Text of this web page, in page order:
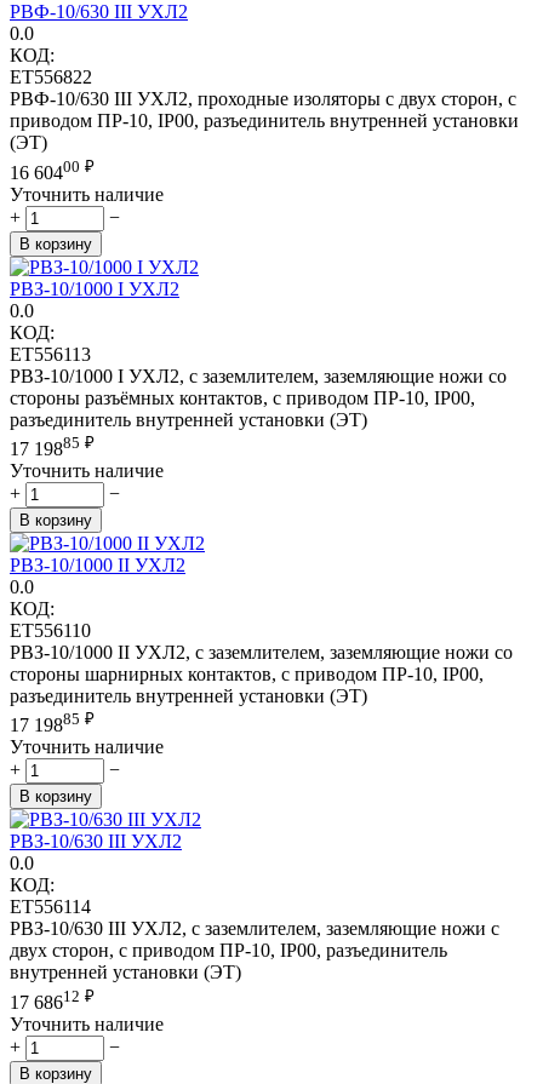
РВФ-10/630 III УХЛ2
0.0
КОД:
ET556822
РВФ-10/630 III УХЛ2, проходные изоляторы с двух сторон, с
приводом ПР-10, IP00, разъединитель внутренней установки
(ЭТ)
16 60400 ₽
Уточнить наличие
+
−
В корзину
РВЗ-10/1000 I УХЛ2
0.0
КОД:
ET556113
РВЗ-10/1000 I УХЛ2, с заземлителем, заземляющие ножи со
стороны разъёмных контактов, с приводом ПР-10, IP00,
разъединитель внутренней установки (ЭТ)
17 19885 ₽
Уточнить наличие
+
−
В корзину
РВЗ-10/1000 II УХЛ2
0.0
КОД:
ET556110
РВЗ-10/1000 II УХЛ2, с заземлителем, заземляющие ножи со
стороны шарнирных контактов, с приводом ПР-10, IP00,
разъединитель внутренней установки (ЭТ)
17 19885 ₽
Уточнить наличие
+
−
В корзину
РВЗ-10/630 III УХЛ2
0.0
КОД:
ET556114
РВЗ-10/630 III УХЛ2, с заземлителем, заземляющие ножи с
двух сторон, с приводом ПР-10, IP00, разъединитель
внутренней установки (ЭТ)
17 68612 ₽
Уточнить наличие
+
−
В корзину